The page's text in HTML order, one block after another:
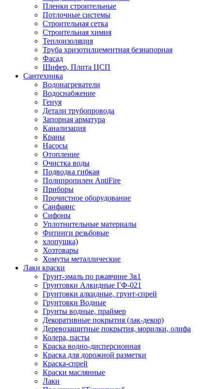
Пленки строительные
Потлочные системы
Строительная сетка
Строительная химия
Теплоизоляция
Труба хризотилцементная безнапорная
Фасад
Шифер, Плита ЦСП
Сантехника
Водонагреватели
Водоснабжение
Генуя
Детали трубопровода
Запорная арматура
Канализация
Краны
Насосы
Отопление
Очистка воды
Подводка гибкая
Полипропилен AntiFire
Приборы
Прочистное оборудование
Санфаянс
Сифоны
Уплотнительные материалы
Фитинги резьбовые
хлопушка)
Хозтовары
Хомуты металлические
Лаки краски
Грунт-эмаль по ржавчине 3в1
Грунтовки Алкидные ГФ-021
Грунтовки алкидные, грунт-спрей
Грунтовки Водные
Грунты водные, праймер
Декоративные покрытия (лак-декор)
Деревозащитные покрытия, морилки, олифа
Колера, пасты
Краска водно-дисперсионная
Краска для дорожной разметки
Краска-спрей
Краски маслянные
Лаки